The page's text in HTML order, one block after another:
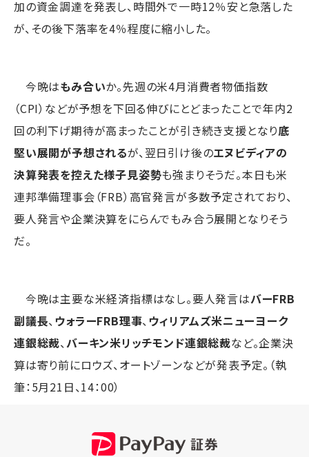
加の資金調達を発表し、時間外で一時12％安と急落した
が、その後下落率を4％程度に縮小した。
今晩はもみ合いか。先週の米4月消費者物価指数
（CPI）などが予想を下回る伸びにとどまったことで年内2
回の利下げ期待が高まったことが引き続き支援となり底
堅い展開が予想されるが、翌日引け後のエヌビディアの
決算発表を控えた様子見姿勢も強まりそうだ。本日も米
連邦準備理事会（FRB）高官発言が多数予定されており、
要人発言や企業決算をにらんでもみ合う展開となりそう
だ。
今晩は主要な米経済指標はなし。要人発言はバーFRB
副議長、 ウォラーFRB理事、 ウィリアムズ米ニューヨーク
連銀総裁、 バーキン米リッチモンド連銀総裁など。企業決
算は寄り前にロウズ、オートゾーンなどが発表予定。（執
筆：5月21日、14：00）